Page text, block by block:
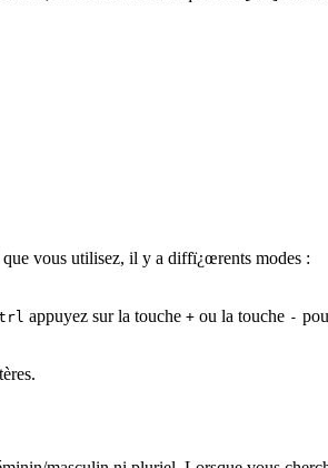
vous utilisez, il y a diffï¿œrents modes :
appuyez sur la touche + ou la touche -